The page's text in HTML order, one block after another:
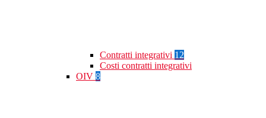
Contratti integrativi 12
Costi contratti integrativi
OIV 8